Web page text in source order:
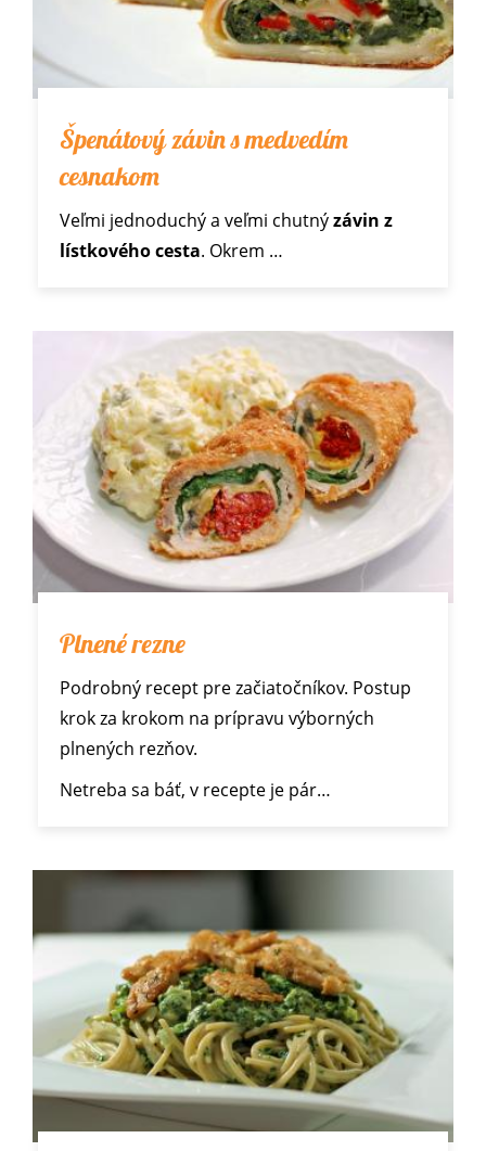
Špenátový závin s medvedím
cesnakom
Veľmi jednoduchý a veľmi chutnýzávin z
lístkového cesta. Okrem …
Plnené rezne
Podrobný recept pre začiatočníkov. Postup
krok za krokom na prípravu výborných
plnených rezňov.
Netreba sa báť, v recepte je pár…